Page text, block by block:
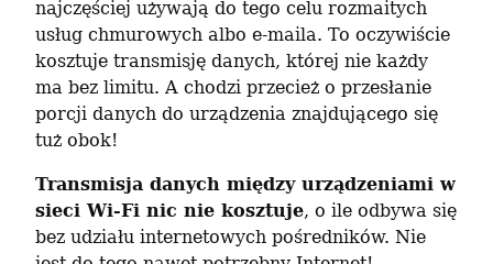
najczęściej używają do tego celu rozmaitych
usług chmurowych albo e-maila. To oczywiście
kosztuje transmisję danych, której nie każdy
ma bez limitu. A chodzi przecież o przesłanie
porcji danych do urządzenia znajdującego się
tuż obok!
Transmisja danych między urządzeniami w
sieci Wi-Fi nic nie kosztuje, o ile odbywa się
bez udziału internetowych pośredników. Nie